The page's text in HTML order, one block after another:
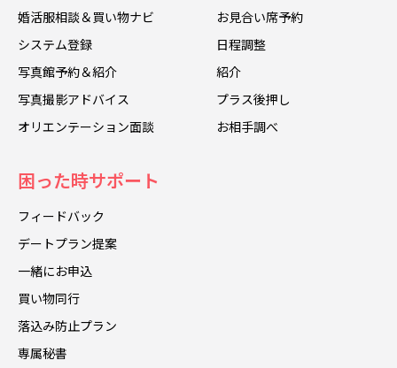
婚活服相談＆買い物ナビ
システム登録
写真館予約＆紹介
写真撮影アドバイス
オリエンテーション面談
お見合い席予約
日程調整
紹介
プラス後押し
お相手調べ
困った時サポート
フィードバック
デートプラン提案
一緒にお申込
買い物同行
落込み防止プラン
専属秘書